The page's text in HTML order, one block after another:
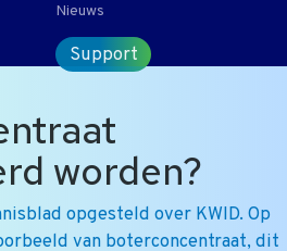
Nieuws
Support
worden?
opgesteld over KWID. Op
van boterconcentraat, dit